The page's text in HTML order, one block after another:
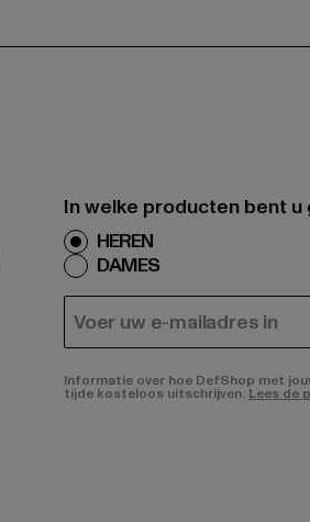
In welke producten bent
HEREN
DAMES
E-MAIL
Informatie over hoe DefShop met
tijde kosteloos uitschrijven. Lees de